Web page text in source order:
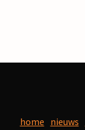
home nieuws